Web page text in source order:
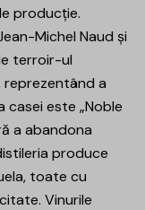
producție.
Michel Naud și
terroir-ul
reprezentând a
casei este „Noble
a abandona
produce
toate cu
Vinurile